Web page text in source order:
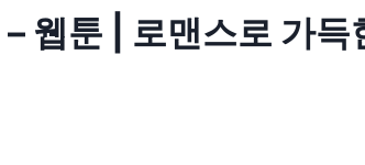
웹툰 | 로맨스로 가득